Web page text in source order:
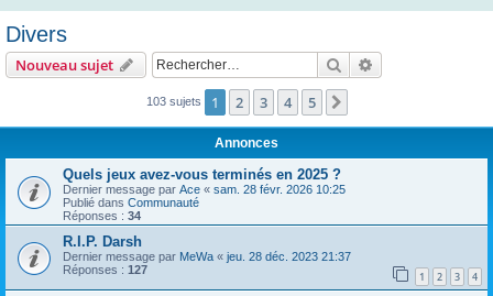
r
Divers
Nouveau sujet Rechercher
103 sujets 1 2 3 4 5
Annonces
Quels jeux avez-vous terminés en 2025 ?
Dernier message par Ace « sam. 28 févr. 2026 10:25
Publié dans Communauté
Réponses : 34
R.I.P. Darsh
Dernier message par MeWa « jeu. 28 déc. 2023 21:37
Réponses : 127 1 2 3 4